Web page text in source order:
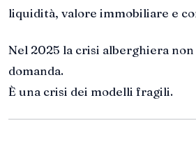
liquidità, valore immobiliare e
Nel 2025 la crisi alberghiera
domanda.
È una crisi dei modelli fragili.